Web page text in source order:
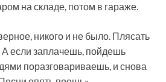
на складе, потом в гараже.
никого и не было. Плясать
если заплачешь, пойдешь
поразговариваешь, и снова